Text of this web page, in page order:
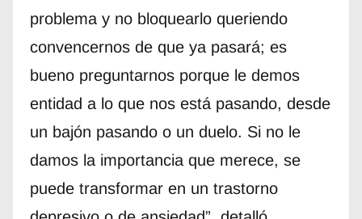
problema y no bloquearlo queriendo
convencernos de que ya pasará; es
bueno preguntarnos porque le demos
entidad a lo que nos está pasando, desde
un bajón pasando o un duelo. Si no le
damos la importancia que merece, se
puede transformar en un trastorno